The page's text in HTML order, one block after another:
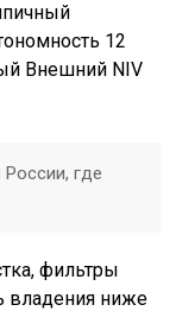
12
Внешний NIV
где
фильтры
владения ниже